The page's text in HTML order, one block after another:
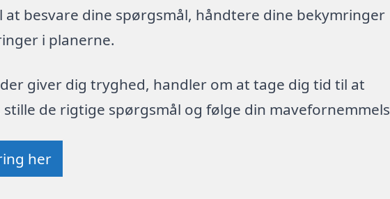
besvare dine spørgsmål, håndtere dine bekymringer
i planerne.
giver dig tryghed, handler om at tage dig tid til at
de rigtige spørgsmål og følge din
her